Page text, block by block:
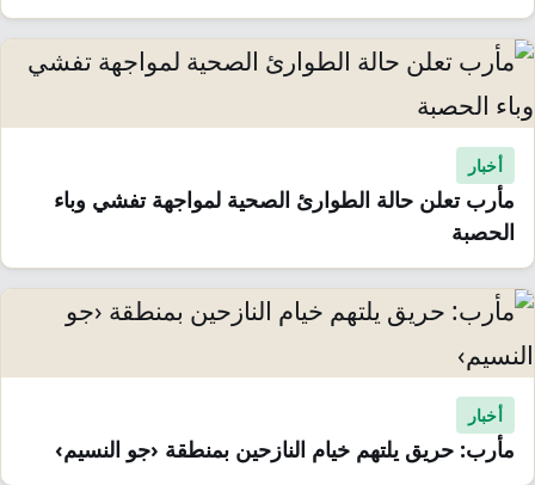
أخبار
مأرب تعلن حالة الطوارئ الصحية لمواجهة تفشي وباء
الحصبة
أخبار
مأرب: حريق يلتهم خيام النازحين بمنطقة ‹جو النسيم›